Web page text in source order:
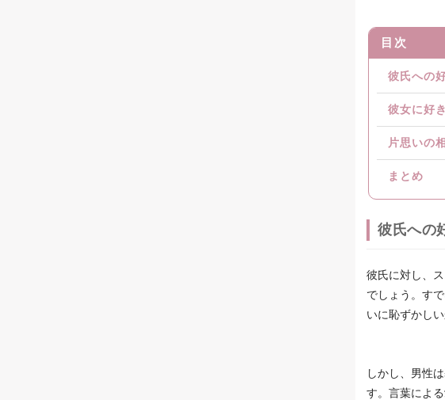
目次
彼氏への
彼女に好
片思いの
まとめ
彼氏への
彼氏に対し、
でしょう。す
いに恥ずかし
しかし、男性
す。言葉によ